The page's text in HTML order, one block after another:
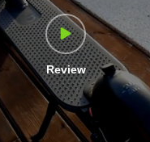
Review